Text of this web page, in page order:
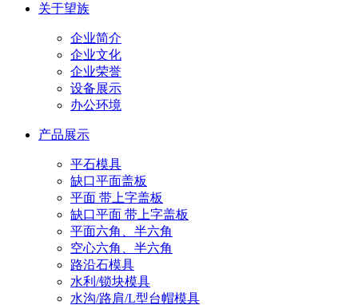
关于望族
企业简介
企业文化
企业荣誉
设备展示
办公环境
产品展示
平石模具
缺口平面盖板
平面 带上字盖板
缺口平面 带上字盖板
平面六角、半六角
空心六角、半六角
路沿石模具
水利/锁块模具
水沟/路肩/L型台帽模具